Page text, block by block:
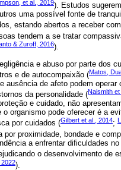
et al., 2019). Estudos
uma possível fonte de
estando abertos a receber
tendem a se tratar
& Zuroff, 2016).
e abuso por parte dos
e de autocompaixão (Matos,
de afeto podem
da personalidade (Naismith
e cuidado, não
organismo pode oferecer é a
por cuidados (Gilbert et al., 2014;
proximidade, bondade e
a enfrentar dificuldades
o desenvolvimento de
2022).